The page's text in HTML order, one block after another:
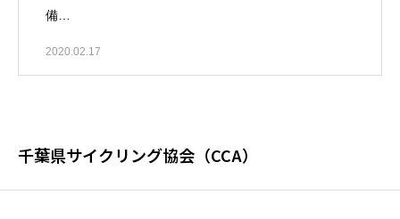
備…
2020.02.17
千葉県サイクリング協会（CCA）